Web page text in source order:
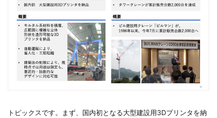
トピックスです。まず、国内初となる大型建設用3Dプリンタを納